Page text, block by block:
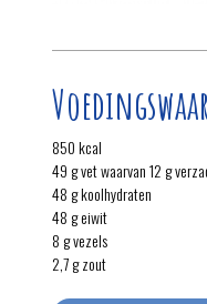
850 kcal
49 g vet waarvan 12 g
48 g koolhydraten
48 g eiwit
8 g vezels
2,7 g zout